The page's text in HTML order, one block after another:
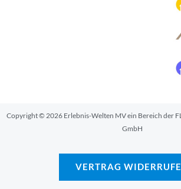
Copyright © 2026 Erlebnis-Welten MV ein Bereich der
GmbH
VERTRAG